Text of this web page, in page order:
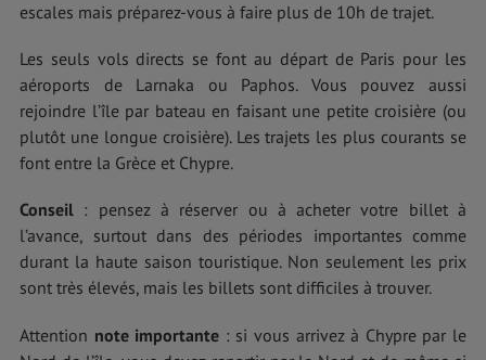
escales mais préparez-vous à faire plus de 10h de trajet.
Les seuls vols directs se font au départ de Paris pour les
aéroports de Larnaka ou Paphos. Vous pouvez aussi
rejoindre l’île par bateau en faisant une petite croisière (ou
plutôt une longue croisière). Les trajets les plus courants se
font entre la Grèce et Chypre.
Conseil : pensez à réserver ou à acheter votre billet à
l’avance, surtout dans des périodes importantes comme
durant la haute saison touristique. Non seulement les prix
sont très élevés, mais les billets sont difficiles à trouver.
Attention note importante : si vous arrivez à Chypre par le